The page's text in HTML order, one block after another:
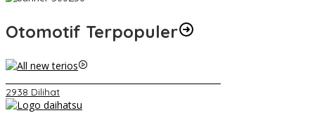
Otomotif Terpopuler
2938 Dilihat